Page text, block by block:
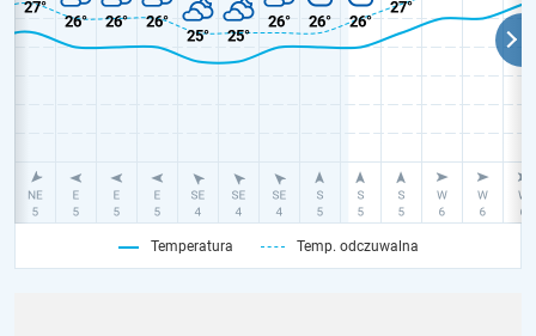
Temperatura Temp. odczuwalna